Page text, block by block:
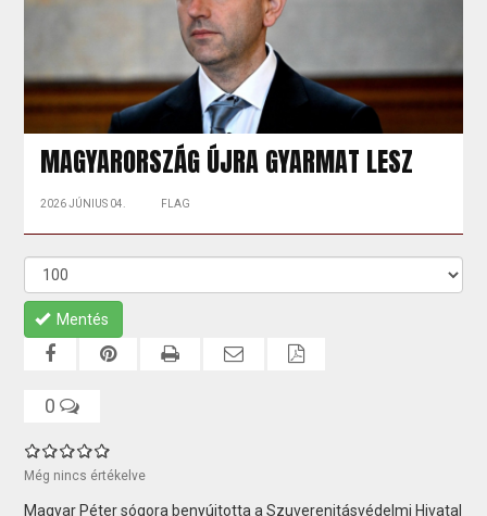
MAGYARORSZÁG ÚJRA GYARMAT LESZ
2026 JÚNIUS 04. FLAG
Mentés
0
Még nincs értékelve
Magyar Péter sógora benyújtotta a Szuverenitásvédelmi Hivatal